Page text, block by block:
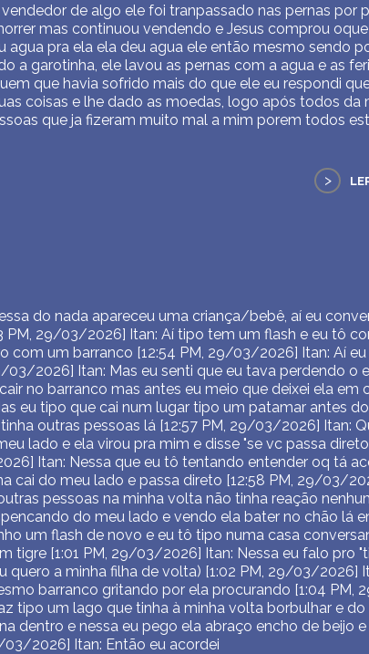
de algo ele foi tranpassado nas pernas por
mas continuou vendendo e Jesus comprou
agua pra ela ela deu agua ele então mesmo sendo
a garotinha, ele lavou as pernas com a agua e as
que havia sofrido mais do que ele eu respondi
coisas e lhe dado as moedas, logo após todos da
que ja fizeram muito mal a mim porem todos
>
do nada apareceu uma criança/bebê, aí eu
PM, 29/03/2026] Itan: Aí tipo tem um flash e eu tô
com um barranco [12:54 PM, 29/03/2026] Itan: Aí
2026] Itan: Mas eu senti que eu tava perdendo o
no barranco mas antes eu meio que deixei ela em
eu tipo que cai num lugar tipo um patamar antes
outras pessoas lá [12:57 PM, 29/03/2026] Itan:
lado e ela virou pra mim e disse "se vc passa
Itan: Nessa que eu tô tentando entender oq tá
cai do meu lado e passa direto [12:58 PM, 29/03/
pessoas na minha volta não tinha reação
do meu lado e vendo ela bater no chão lá
um flash de novo e eu tô tipo numa casa
tigre [1:01 PM, 29/03/2026] Itan: Nessa eu falo pro
quero a minha filha de volta) [1:02 PM, 29/03/2026]
barranco gritando por ela procurando [1:04 PM,
tipo um lago que tinha à minha volta borbulhar e
dentro e nessa eu pego ela abraço encho de beijo e
03/2026] Itan: Então eu acordei